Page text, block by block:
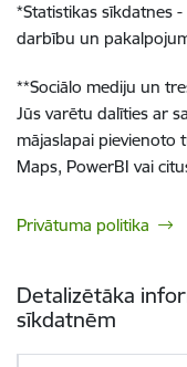
*Statistikas sīkdatnes
darbību un
**Sociālo mediju un
Jūs varētu dalīties ar
mājaslapai pievienoto
Maps, PowerBI vai
Privātuma politika
Detalizētāka
sīkdatnēm